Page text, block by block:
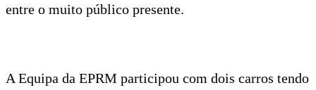
entre o muito público presente.
A Equipa da EPRM participou com dois carros tendo